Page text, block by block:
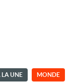
LA UNE MONDE